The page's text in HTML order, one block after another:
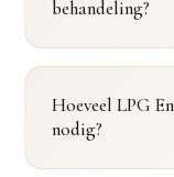
behandeling?
Hoeveel LPG
nodig?